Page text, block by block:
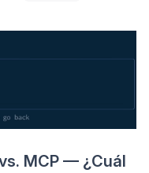
MCP — ¿Cuál